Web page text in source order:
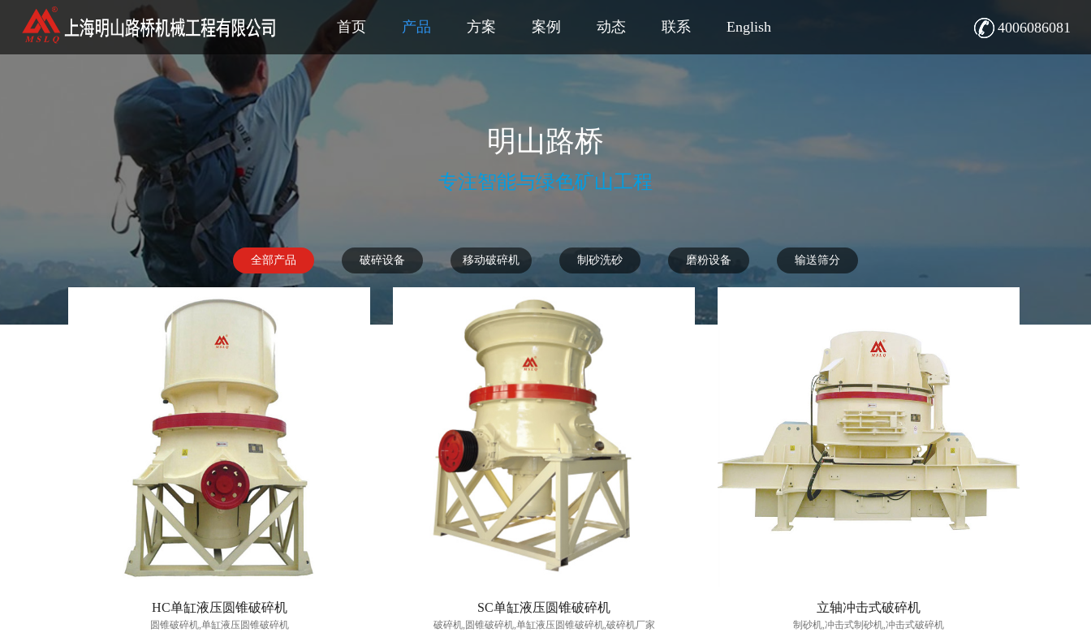
首页
首页
产品
产品
方案
方案
案例
案例
动态
动态
联系
联系
English
English
4006086081
明山路桥
专注智能与绿色矿山工程
全部产品 破碎设备 移动破碎机 制砂洗砂 磨粉设备 输送筛分
HC单缸液压圆锥破碎机
圆锥破碎机,单缸液压圆锥破碎机
SC单缸液压圆锥破碎机
破碎机,圆锥破碎机,单缸液压圆锥破碎机,破碎机厂家
立轴冲击式破碎机
制砂机,冲击式制砂机,冲击式破碎机